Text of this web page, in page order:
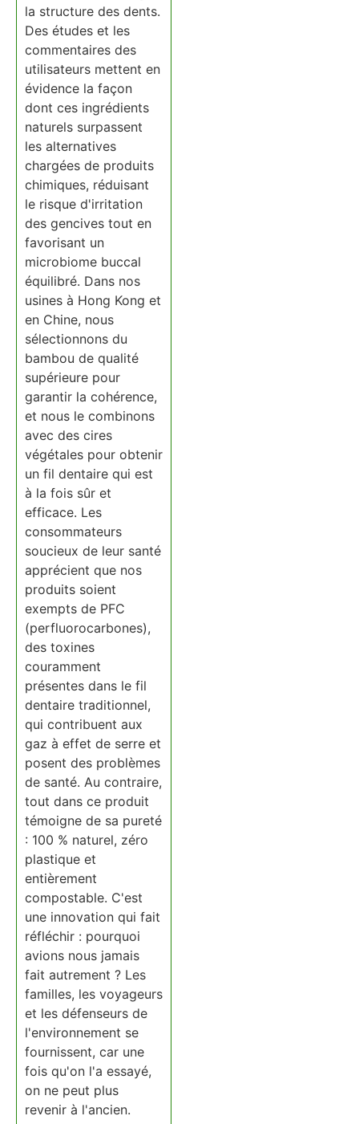
la structure des dents.
Des études et les
commentaires des
utilisateurs mettent en
évidence la façon
dont ces ingrédients
naturels surpassent
les alternatives
chargées de produits
chimiques, réduisant
le risque d'irritation
des gencives tout en
favorisant un
microbiome buccal
équilibré. Dans nos
usines à Hong Kong et
en Chine, nous
sélectionnons du
bambou de qualité
supérieure pour
garantir la cohérence,
et nous le combinons
avec des cires
végétales pour obtenir
un fil dentaire qui est
à la fois sûr et
efficace. Les
consommateurs
soucieux de leur santé
apprécient que nos
produits soient
exempts de PFC
(perfluorocarbones),
des toxines
couramment
présentes dans le fil
dentaire traditionnel,
qui contribuent aux
gaz à effet de serre et
posent des problèmes
de santé. Au contraire,
tout dans ce produit
témoigne de sa pureté
: 100 % naturel, zéro
plastique et
entièrement
compostable. C'est
une innovation qui fait
réfléchir : pourquoi
avions nous jamais
fait autrement ? Les
familles, les voyageurs
et les défenseurs de
l'environnement se
fournissent, car une
fois qu'on l'a essayé,
on ne peut plus
revenir à l'ancien.